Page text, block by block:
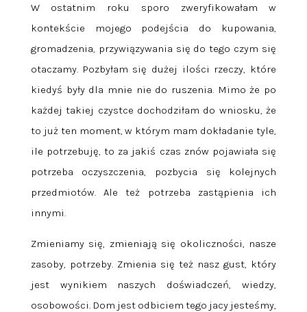
W ostatnim roku sporo zweryfikowałam w
kontekście mojego podejścia do kupowania,
gromadzenia, przywiązywania się do tego czym się
otaczamy. Pozbyłam się dużej ilości rzeczy, które
kiedyś były dla mnie nie do ruszenia. Mimo że po
każdej takiej czystce dochodziłam do wniosku, że
to już ten moment, w którym mam dokładanie tyle,
ile potrzebuję, to za jakiś czas znów pojawiała się
potrzeba oczyszczenia, pozbycia się kolejnych
przedmiotów. Ale też potrzeba zastąpienia ich
innymi.
Zmieniamy się, zmieniają się okoliczności, nasze
zasoby, potrzeby. Zmienia się też nasz gust, który
jest wynikiem naszych doświadczeń, wiedzy,
osobowości. Dom jest odbiciem tego jacy jesteśmy,